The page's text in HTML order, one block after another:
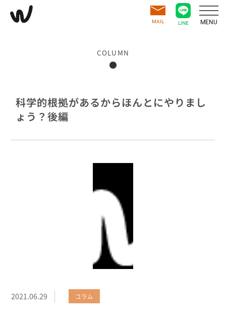
MAIL LINE MENU
科学的根拠があるからほんとにやりまし
ょう？後編
COLUMN
2021.06.29 コラム